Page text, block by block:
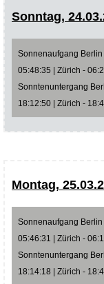
Sonntag,
Sonnenaufgang
05:48:35 | Zürich -
Sonntenuntergang
18:12:50 | Zürich -
Montag,
Sonnenaufgang
05:46:31 | Zürich -
Sonntenuntergang
18:14:18 | Zürich -